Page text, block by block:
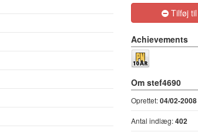
Tilføj
Achievements
Om stef4690
Oprettet:04/02-2008
Antal indlæg:402